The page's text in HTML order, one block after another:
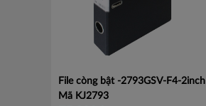
File còng bật -2793GSV-F4-2inch
Mã KJ2793